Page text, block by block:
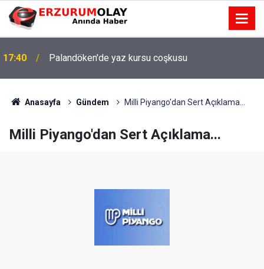
17:40 Palandöken'de yaz kursu coşkusu
Anasayfa Gündem Milli Piyango'dan Sert Açıklama...
Milli Piyango'dan Sert Açıklama...